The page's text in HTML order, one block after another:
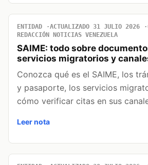
ENTIDAD ACTUALIZADO 31 JULIO 2026
REDACCIÓN NOTICIAS VENEZUELA
SAIME: todo sobre
servicios migratorios y
Conozca qué es el SAIME, los
y pasaporte, los servicios
cómo verificar citas en sus
Leer nota